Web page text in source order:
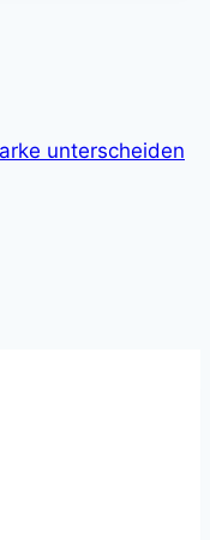
unterscheiden